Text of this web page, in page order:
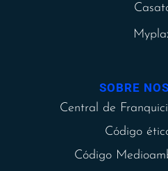
SOBRE
Central de
Código
Código